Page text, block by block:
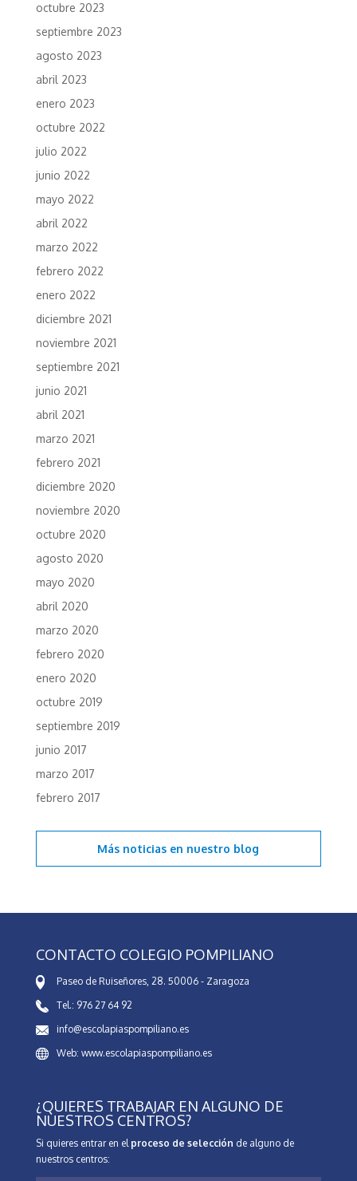
octubre 2023
septiembre 2023
agosto 2023
abril 2023
enero 2023
octubre 2022
julio 2022
junio 2022
mayo 2022
abril 2022
marzo 2022
febrero 2022
enero 2022
diciembre 2021
noviembre 2021
septiembre 2021
junio 2021
abril 2021
marzo 2021
febrero 2021
diciembre 2020
noviembre 2020
octubre 2020
agosto 2020
mayo 2020
abril 2020
marzo 2020
febrero 2020
enero 2020
octubre 2019
septiembre 2019
junio 2017
marzo 2017
febrero 2017
Más noticias en nuestro blog
CONTACTO COLEGIO POMPILIANO
Paseo de Ruiseñores, 28. 50006 - Zaragoza
Tel.: 976 27 64 92
info@escolapiaspompiliano.es
Web: www.escolapiaspompiliano.es
¿QUIERES TRABAJAR EN ALGUNO DE
NUESTROS CENTROS?
Si quieres entrar en el proceso de selección de alguno de
nuestros centros: